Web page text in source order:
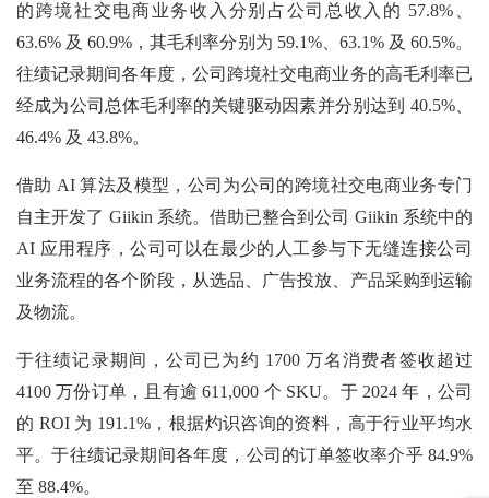
的跨境社交电商业务收入分别占公司总收入的 57.8%、
63.6% 及 60.9%，其毛利率分别为 59.1%、63.1% 及 60.5%。
往绩记录期间各年度，公司跨境社交电商业务的高毛利率已
经成为公司总体毛利率的关键驱动因素并分别达到 40.5%、
46.4% 及 43.8%。
借助 AI 算法及模型，公司为公司的跨境社交电商业务专门
自主开发了 Giikin 系统。借助已整合到公司 Giikin 系统中的
AI 应用程序，公司可以在最少的人工参与下无缝连接公司
业务流程的各个阶段，从选品、广告投放、产品采购到运输
及物流。
于往绩记录期间，公司已为约 1700 万名消费者签收超过
4100 万份订单，且有逾 611,000 个 SKU。于 2024 年，公司
的 ROI 为 191.1%，根据灼识咨询的资料，高于行业平均水
平。于往绩记录期间各年度，公司的订单签收率介乎 84.9%
至 88.4%。